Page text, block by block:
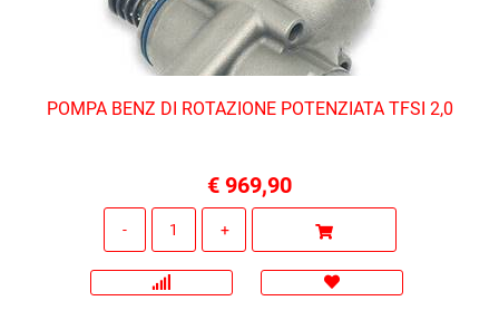
POMPA BENZ DI ROTAZIONE POTENZIATA TFSI 2,0
€ 969,90